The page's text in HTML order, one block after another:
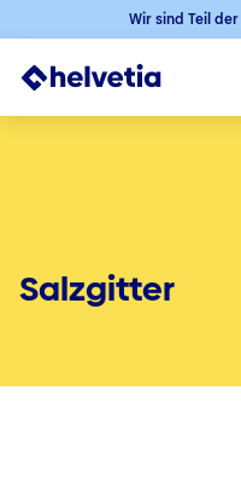
Wir sind Teil
Kontakt & Service
Salzgitter